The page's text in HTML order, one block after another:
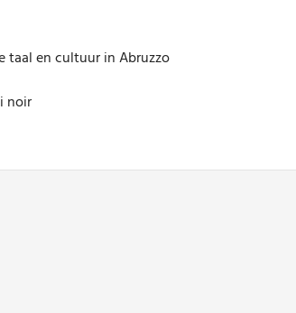
taal en cultuur in Abruzzo
noir